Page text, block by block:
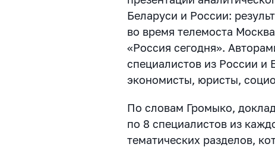
Беларуси и России:
во время телемоста
«Россия сегодня».
специалистов из России и
экономисты, юристы,
По словам Громыко,
по 8 специалистов из
тематических разделов,